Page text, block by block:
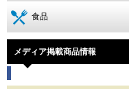
食品
メディア掲載商品情報